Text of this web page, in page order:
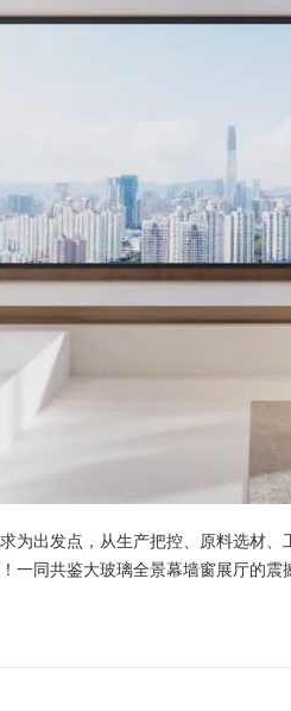
为出发点，从生产把控、原料选材
一同共鉴大玻璃全景幕墙窗展厅的震